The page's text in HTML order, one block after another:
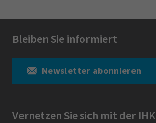
Bleiben Sie informiert
Newsletter abonnieren
Vernetzen Sie sich mit der IHK